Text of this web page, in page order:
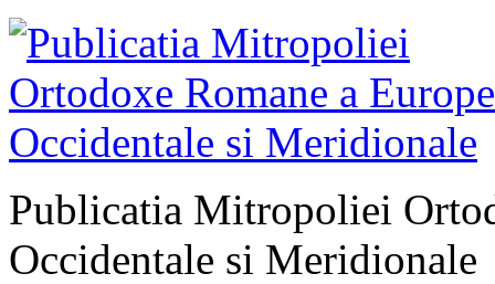
Publicatia Mitropoliei
Occidentale si Meridionale